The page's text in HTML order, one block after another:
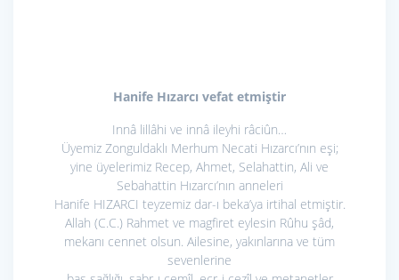
Hanife Hızarcı vefat etmiştir
Innâ lillâhi ve innâ ileyhi râciûn…
Üyemiz Zonguldaklı Merhum Necati Hızarcı’nın eşi;
yine üyelerimiz Recep, Ahmet, Selahattin, Ali ve
Sebahattin Hızarcı’nın anneleri
Hanife HIZARCI teyzemiz dar-ı beka’ya irtihal etmiştir.
Allah (C.C.) Rahmet ve magfiret eylesin Rûhu şâd,
mekanı cennet olsun. Ailesine, yakınlarına ve tüm
sevenlerine